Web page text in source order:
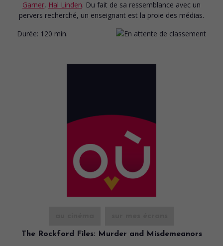
Garner, Hal Linden. Du fait de sa ressemblance avec un
pervers recherché, un enseignant est la proie des médias.
Durée: 120 min.
The Rockford Files: Murder and Misdemeanors